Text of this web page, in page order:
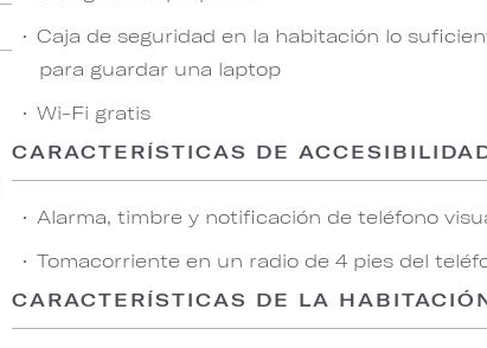
Caja de seguridad en la habitación lo
para guardar una laptop
Wi-Fi gratis
CARACTERÍSTICAS DE
Alarma, timbre y notificación de teléfono
Tomacorriente en un radio de 4 pies del
CARACTERÍSTICAS DE LA